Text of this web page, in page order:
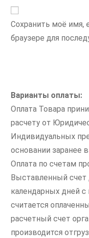
Сохранить моё имя,
браузере для
Варианты оплаты:
Оплата Товара
расчету от
Индивидуальных
основании заранее
Оплата по счетам
Выставленный счет
календарных дней
считается
расчетный счет
производится